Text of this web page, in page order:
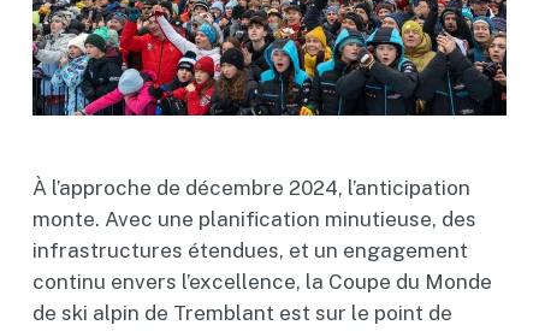
À l’approche de décembre 2024, l’anticipation
monte. Avec une planification minutieuse, des
infrastructures étendues, et un engagement
continu envers l’excellence, la Coupe du Monde
de ski alpin de Tremblant est sur le point de